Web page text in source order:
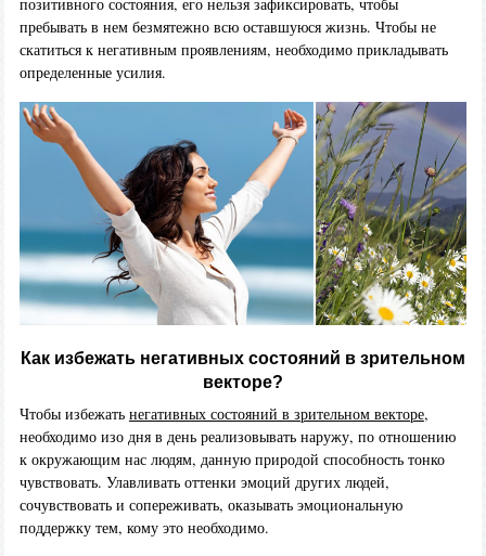
позитивного состояния, его нельзя зафиксировать, чтобы
пребывать в нем безмятежно всю оставшуюся жизнь. Чтобы не
скатиться к негативным проявлениям, необходимо прикладывать
определенные усилия.
Как избежать негативных состояний в зрительном
векторе?
Чтобы избежать негативных состояний в зрительном векторе,
необходимо изо дня в день реализовывать наружу, по отношению
к окружающим нас людям, данную природой способность тонко
чувствовать. Улавливать оттенки эмоций других людей,
сочувствовать и сопереживать, оказывать эмоциональную
поддержку тем, кому это необходимо.